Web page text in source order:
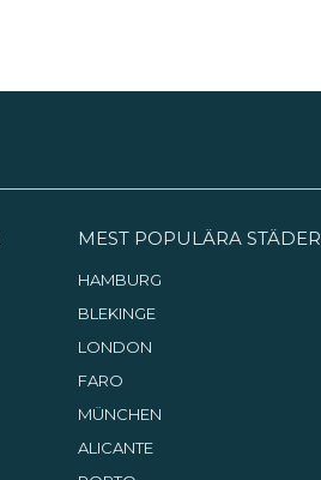
MEST POPULÄRA STÄDER
HAMBURG
BLEKINGE
LONDON
FARO
MÜNCHEN
ALICANTE